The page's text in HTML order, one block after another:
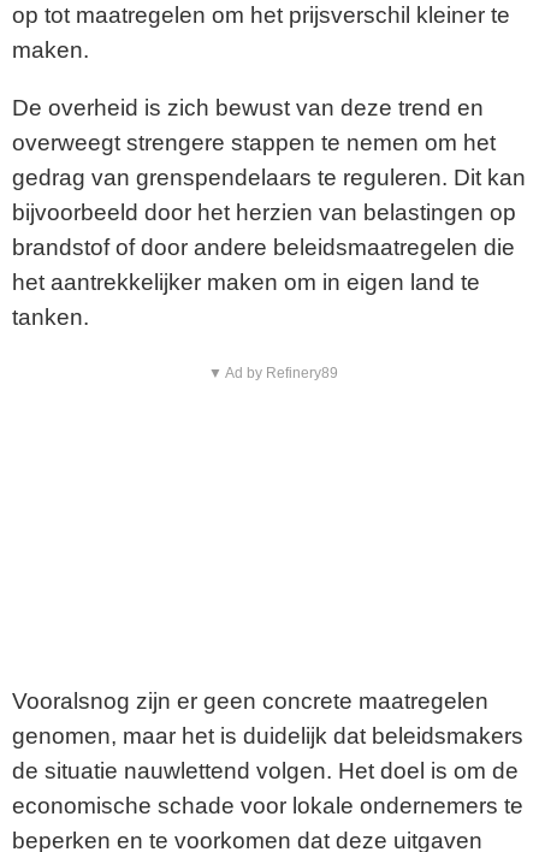
op tot maatregelen om het prijsverschil kleiner te
maken.
De overheid is zich bewust van deze trend en
overweegt strengere stappen te nemen om het
gedrag van grenspendelaars te reguleren. Dit kan
bijvoorbeeld door het herzien van belastingen op
brandstof of door andere beleidsmaatregelen die
het aantrekkelijker maken om in eigen land te
tanken.
▼ Ad by Refinery89
Vooralsnog zijn er geen concrete maatregelen
genomen, maar het is duidelijk dat beleidsmakers
de situatie nauwlettend volgen. Het doel is om de
economische schade voor lokale ondernemers te
beperken en te voorkomen dat deze uitgaven